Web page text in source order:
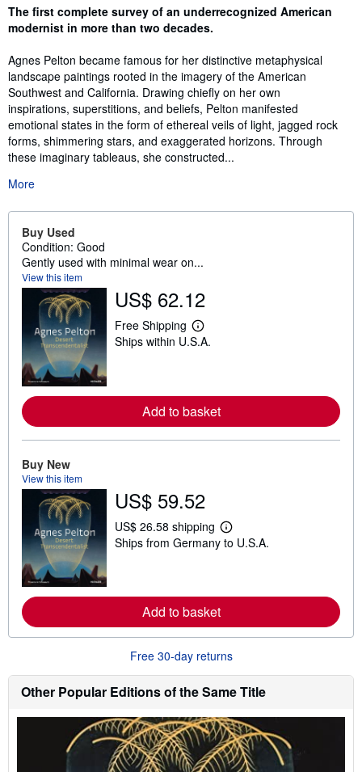
Synopsis
The first complete survey of an underrecognized American
modernist in more than two decades.
Agnes Pelton became famous for her distinctive metaphysical
landscape paintings rooted in the imagery of the American
Southwest and California. Drawing chiefly on her own
inspirations, superstitions, and beliefs, Pelton manifested
emotional states in the form of ethereal veils of light, jagged rock
forms, shimmering stars, and exaggerated horizons. Through
these imaginary tableaus, she constructed...
More
Buy Used
Condition: Good
Gently used with minimal wear on...
View this item
US$ 62.12
Free Shipping
L
e
r
e
a
s
h
i
p
r
a
Ships within U.S.A.
Add to basket
Buy New
View this item
US$ 59.52
US$ 26.58 shipping
L
e
e
a
b
u
t
i
p
p
i
Ships from Germany to U.S.A.
Add to basket
Free 30-day returns
Other Popular Editions of the Same Title